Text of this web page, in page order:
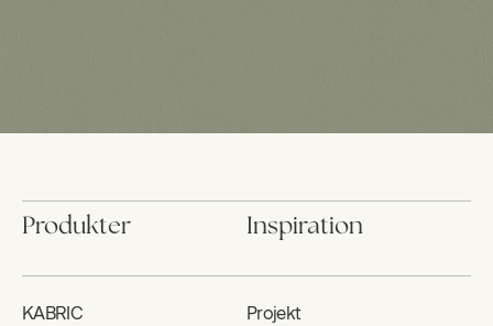
Produkter
KABRIC
Inspiration
Projekt